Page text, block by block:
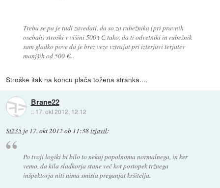
Treba se pa je tudi zavedati, da so za rubežnika (pri pravnih
osebah) stroški v višini 500+€, tako, da ti odvetniki in rubežnik
sam gladko pove da je brez veze vztrajat pri izterjavi terjatev
manjših od 500 €...
Stroške itak na koncu plača tožena stranka....
Brane22
:: 17. okt 2012, 12:12
St235 je 17. okt 2012 ob 11:38izjavil:
Po tvoji logiki bi bilo to nekaj popolnoma normalnega, in ker
vemo, da kila sladkorja stane več kot postopek tržnega
inšpektorja niti nima smisla preganjat kršitelja.